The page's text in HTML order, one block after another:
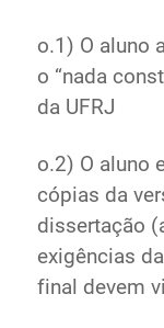
o.1) O aluno
o “nada
da UFRJ
o.2) O aluno
cópias da
dissertação
exigências
final devem